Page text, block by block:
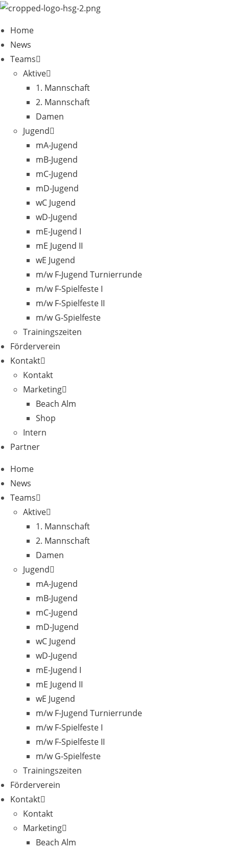
Zum
springen
Home
News
Teams
Aktive
1. Mannschaft
2. Mannschaft
Damen
Jugend
mA-Jugend
mB-Jugend
mC-Jugend
mD-Jugend
wC Jugend
wD-Jugend
mE-Jugend I
mE Jugend II
wE Jugend
m/w F-Jugend Turnierrunde
m/w F-Spielfeste I
m/w F-Spielfeste II
m/w G-Spielfeste
Trainingszeiten
Förderverein
Kontakt
Kontakt
Marketing
Beach Alm
Shop
Intern
Partner
Home
News
Teams
Aktive
1. Mannschaft
2. Mannschaft
Damen
Jugend
mA-Jugend
mB-Jugend
mC-Jugend
mD-Jugend
wC Jugend
wD-Jugend
mE-Jugend I
mE Jugend II
wE Jugend
m/w F-Jugend Turnierrunde
m/w F-Spielfeste I
m/w F-Spielfeste II
m/w G-Spielfeste
Trainingszeiten
Förderverein
Kontakt
Kontakt
Marketing
Beach Alm